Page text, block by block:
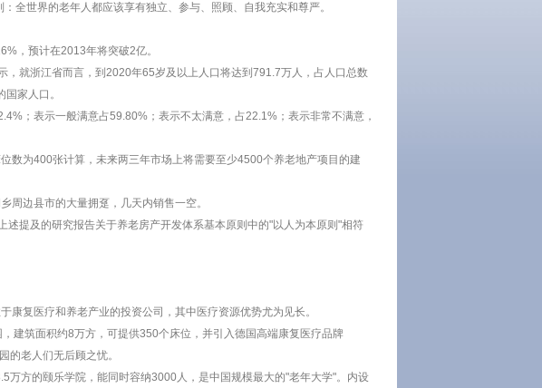
全世界的老年人都应该享有独立、参与、照顾、自我充实和尊严。
，预计在2013年将突破2亿。
就浙江省而言，到2020年65岁及以上人口将达到791.7万人，占人口总数
家人口。
；表示一般满意占59.80%；表示不太满意，占22.1%；表示非常不满意，
数为400张计算，未来两三年市场上将需要至少4500个养老地产项目的建
周边县市的大量拥趸，几天内销售一空。
提及的研究报告关于养老房产开发体系基本原则中的"以人为本原则"相符
复医疗和养老产业的投资公司，其中医疗资源优势尤为见长。
建筑面积约8万方，可提供350个床位，并引入德国高端康复医疗品牌
的老人们无后顾之忧。
方的颐乐学院，能同时容纳3000人，是中国规模最大的"老年大学"。内设